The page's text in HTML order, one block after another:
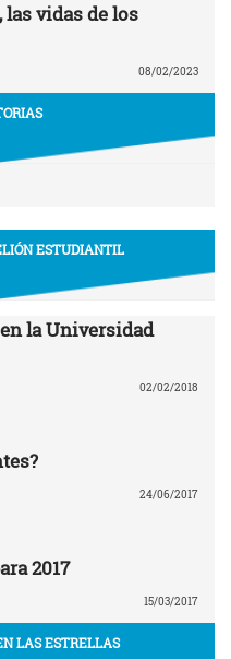
vidas de los
08/02/2023
ESTUDIANTIL
la Universidad
02/02/2018
24/06/2017
2017
15/03/2017
LAS ESTRELLAS